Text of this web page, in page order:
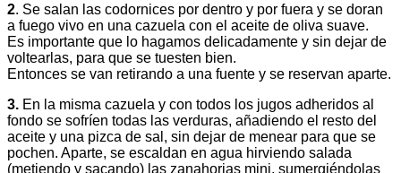
2. Se salan las codornices por dentro y por fuera y se doran
a fuego vivo en una cazuela con el aceite de oliva suave.
Es importante que lo hagamos delicadamente y sin dejar de
voltearlas, para que se tuesten bien.
Entonces se van retirando a una fuente y se reservan aparte.
3. En la misma cazuela y con todos los jugos adheridos al
fondo se sofríen todas las verduras, añadiendo el resto del
aceite y una pizca de sal, sin dejar de menear para que se
pochen. Aparte, se escaldan en agua hirviendo salada
(metiendo y sacando) las zanahorias mini, sumergiéndolas